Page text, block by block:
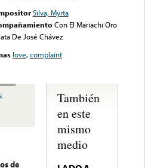
Silva, Myrta
Con El Mariachi Oro
De José Chávez
love,complaint
de
También
en este
mismo
medio